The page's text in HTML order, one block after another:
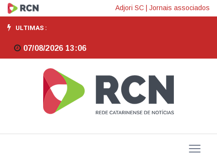
Nova
lei
define
percentual
mínimo
cacau
Adjori SC Jornais associados
ULTIMAS :
07/08/2026 13:06